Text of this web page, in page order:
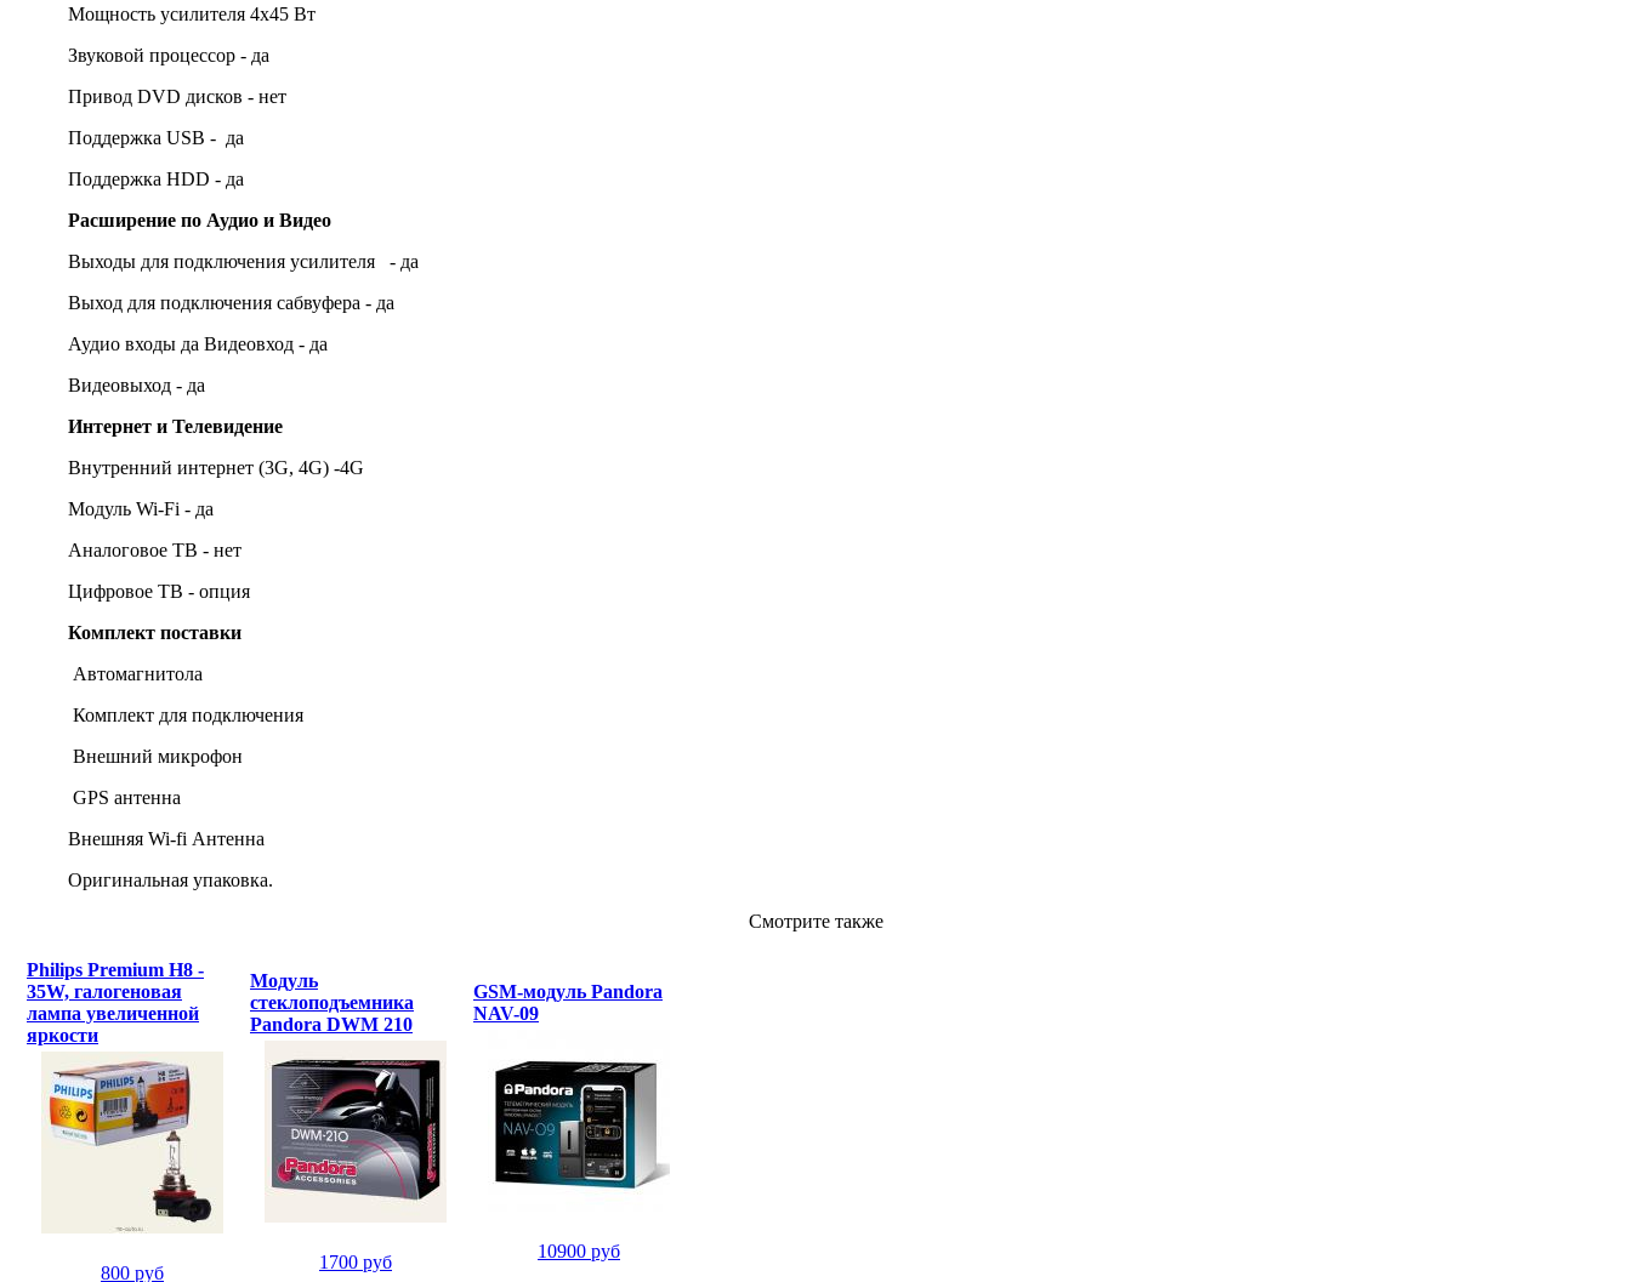
Мощность усилителя 4х45 Вт
Звуковой процессор - да
Привод DVD дисков - нет
Поддержка USB - да
Поддержка HDD - да
Расширение по Аудио и Видео
Выходы для подключения усилителя - да
Выход для подключения сабвуфера - да
Аудио входы да Видеовход - да
Видеовыход - да
Интернет и Телевидение
Внутренний интернет (3G, 4G) -4G
Модуль Wi-Fi - да
Аналоговое ТВ - нет
Цифровое ТВ - опция
Комплект поставки
Автомагнитола
Комплект для подключения
Внешний микрофон
GPS антенна
Внешняя Wi-fi Антенна
Оригинальная упаковка.
Смотрите также
Philips Premium H8 -
35W, галогеновая
лампа увеличенной
яркости
800 руб
Модуль
стеклоподъемника
Pandora DWM 210
1700 руб
GSM-модуль Pandora
NAV-09
10900 руб